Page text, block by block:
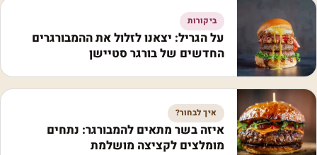
ביקורות
על הגריל: יצאנו לזלול את ההמבורגרים
החדשים של בורגר סטיישן
איך לבחור?
איזה בשר מתאים להמבורגר: נתחים
מומלצים לקציצה מושלמת